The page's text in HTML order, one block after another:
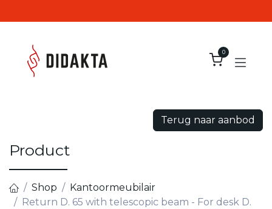
0
Terug naar aanbod
Product
Shop
Kantoormeubilair
Return D. 65 with telescopic beam - For desk D.